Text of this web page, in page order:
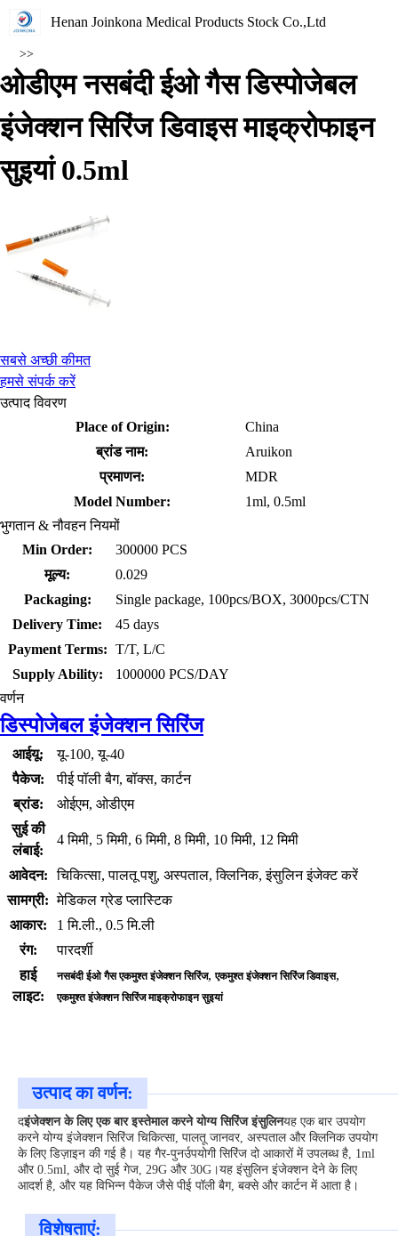
Henan Joinkona Medical Products Stock Co.,Ltd
>>
ओडीएम नसबंदी ईओ गैस डिस्पोजेबल
इंजेक्शन सिरिंज डिवाइस माइक्रोफाइन
सुइयां 0.5ml
सबसे अच्छी कीमत
हमसे संपर्क करें
उत्पाद विवरण
Place of Origin:
China
ब्रांड नाम:
Aruikon
प्रमाणन:
MDR
Model Number:
1ml, 0.5ml
भुगतान & नौवहन नियमों
Min Order:
300000 PCS
मूल्य:
0.029
Packaging:
Single package, 100pcs/BOX, 3000pcs/CTN
Delivery Time:
45 days
Payment Terms: T/T, L/C
Supply Ability:
1000000 PCS/DAY
वर्णन
डिस्पोजेबल इंजेक्शन सिरिंज
आईयू:
यू-100, यू-40
पैकेज:
पीई पॉली बैग, बॉक्स, कार्टन
ब्रांड:
ओईएम, ओडीएम
सुई की
लंबाई:
4 मिमी, 5 मिमी, 6 मिमी, 8 मिमी, 10 मिमी, 12 मिमी
आवेदन:
चिकित्सा, पालतू पशु, अस्पताल, क्लिनिक, इंसुलिन इंजेक्ट करें
सामग्री: मेडिकल ग्रेड प्लास्टिक
आकार:
1 मि.ली., 0.5 मि.ली
रंग:
पारदर्शी
हाई
लाइट:
नसबंदी ईओ गैस एकमुश्त इंजेक्शन सिरिंज,एकमुश्त इंजेक्शन सिरिंज डिवाइस,
एकमुश्त इंजेक्शन सिरिंज माइक्रोफाइन सुइयां
उत्पाद का वर्णन:
दइंजेक्शन के लिए एक बार इस्तेमाल करने योग्य सिरिंज इंसुलिनयह एक बार उपयोग
करने योग्य इंजेक्शन सिरिंज चिकित्सा, पालतू जानवर, अस्पताल और क्लिनिक उपयोग
के लिए डिज़ाइन की गई है। यह गैर-पुनर्उपयोगी सिरिंज दो आकारों में उपलब्ध है, 1ml
और 0.5ml, और दो सुई गेज, 29G और 30G।यह इंसुलिन इंजेक्शन देने के लिए
आदर्श है, और यह विभिन्न पैकेज जैसे पीई पॉली बैग, बक्से और कार्टन में आता है।
विशेषताएं: